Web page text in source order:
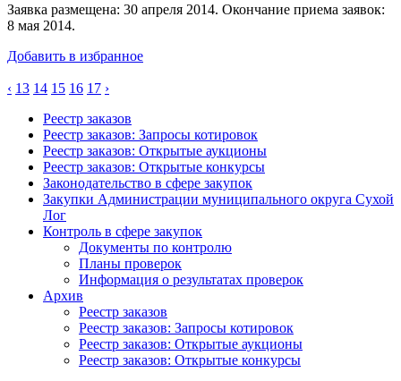
Заявка размещена: 30 апреля 2014. Окончание приема заявок:
8 мая 2014.
Добавить в избранное
‹ 13 14 15 16 17 ›
Реестр заказов
Реестр заказов: Запросы котировок
Реестр заказов: Открытые аукционы
Реестр заказов: Открытые конкурсы
Законодательство в сфере закупок
Закупки Администрации муниципального округа Сухой
Лог
Контроль в сфере закупок
Документы по контролю
Планы проверок
Информация о результатах проверок
Архив
Реестр заказов
Реестр заказов: Запросы котировок
Реестр заказов: Открытые аукционы
Реестр заказов: Открытые конкурсы